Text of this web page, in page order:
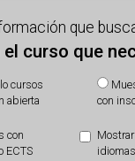
que
el curso que
cursos
abierta
con
con
ECTS
idiomas